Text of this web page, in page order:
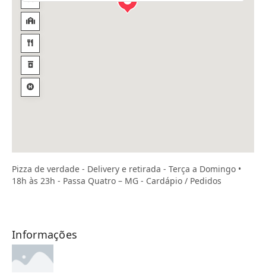
Pizza de verdade - Delivery e retirada - Terça a Domingo •
18h às 23h - Passa Quatro – MG - Cardápio / Pedidos
Informações